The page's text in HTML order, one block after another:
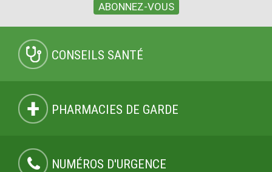
ABONNEZ-VOUS
CONSEILS SANTÉ
PHARMACIES DE GARDE
NUMÉROS D'URGENCE